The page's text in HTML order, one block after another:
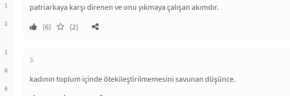
1
1
1
6
6
patriarkaya karşı direnen ve onu yıkmaya çalışan akımdır.
(6)
(2)
3.
kadının toplum içinde ötekileştirilmemesini savunan düşünce.